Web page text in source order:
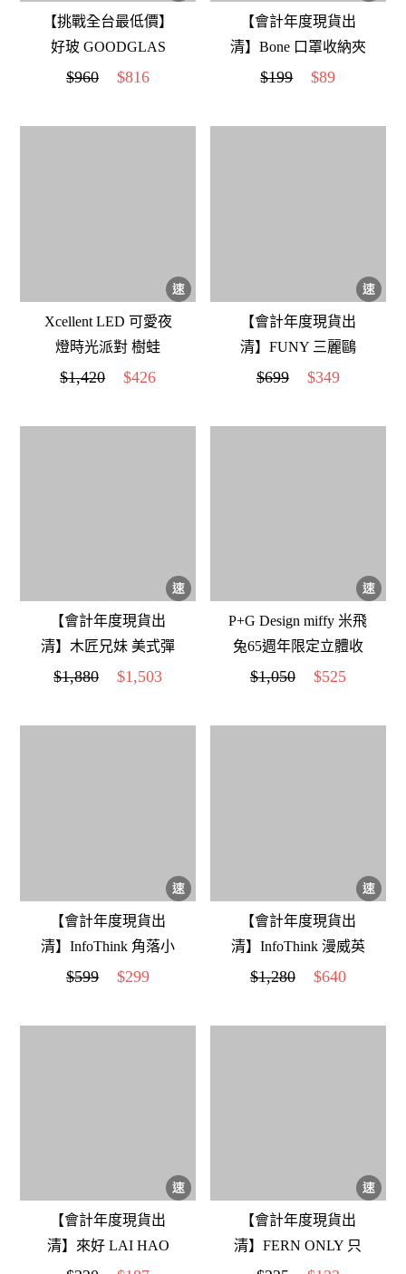
【挑戰全台最低價】
好玻 GOODGLAS
Lisa Larson X 好玻 |
$960 $816
【會計年度現貨出
清】Bone 口罩收納夾
Maskeeper 藍
$199 $89
Xcellent LED 可愛夜
燈時光派對 樹蛙
$1,420 $426
【會計年度現貨出
清】FUNY 三麗鷗
Hello Kitty便攜摺疊
$699 $349
【會計年度現貨出
清】木匠兄妹 美式彈
珠台
$1,880 $1,503
P+G Design miffy 米飛
兔65週年限定立體收
納包
$1,050 $525
【會計年度現貨出
清】InfoThink 角落小
夥伴派對電子蠟燭燈
$599 $299
【會計年度現貨出
清】InfoThink 漫威英
雄磁吸無線充電座 美
$1,280 $640
【會計年度現貨出
清】來好 LAI HAO
【會計年度現貨出
清】FERN ONLY 只